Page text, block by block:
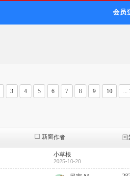
会员
3 4 5 6 7 8 9 10 ...
新窗作者 回
小草根
2025-10-20